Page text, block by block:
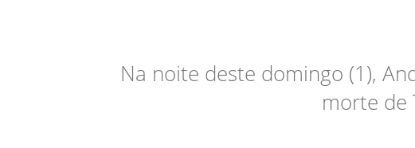
Na noite deste domingo (1),
morte de